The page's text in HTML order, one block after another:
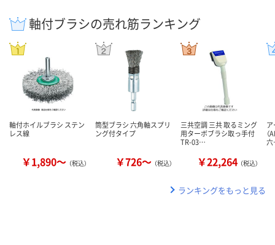
軸付ブラシの売れ筋ランキング
軸付ホイルブラシ ステン
レス線
￥1,890～ （税込）
筒型ブラシ 六角軸スプリ
ング付タイプ
￥726～ （税込）
三共空調 三共 取るミング
用ターボブラシ取っ手付
TR-03…
￥22,264 （税込）
（
ランキングをもっと見る